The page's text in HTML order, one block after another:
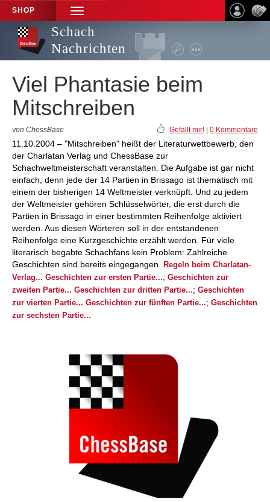
SHOP
TOGGLE
NAVIGATION
Schach
Nachrichten
Viel Phantasie beim
Mitschreiben
von ChessBase Gefällt mir! 0 Kommentare
11.10.2004 – "Mitschreiben" heißt der Literaturwettbewerb, den
der Charlatan Verlag und ChessBase zur
Schachweltmeisterschaft veranstalten. Die Aufgabe ist gar nicht
einfach, denn jede der 14 Partien in Brissago ist thematisch mit
einem der bisherigen 14 Weltmeister verknüpft. Und zu jedem
der Weltmeister gehören Schlüsselwörter, die erst durch die
Partien in Brissago in einer bestimmten Reihenfolge aktiviert
werden. Aus diesen Wörteren soll in der entstandenen
Reihenfolge eine Kurzgeschichte erzählt werden. Für viele
literarisch begabte Schachfans kein Problem: Zahlreiche
Geschichten sind bereits eingegangen.
Regeln beim Charlatan-
Verlag... Geschichten zur ersten Partie...; Geschichten zur
zweiten Partie... Geschichten zur dritten Partie...; Geschichten
zur vierten Partie... Geschichten zur fünften Partie...; Geschichten
zur sechsten Partie...